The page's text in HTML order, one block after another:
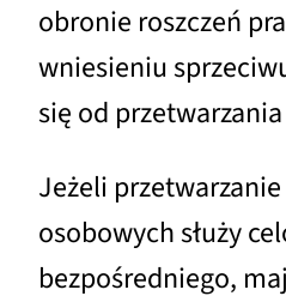
obronie roszczeń
wniesieniu
się od
Jeżeli
osobowych służy
bezpośredniego,